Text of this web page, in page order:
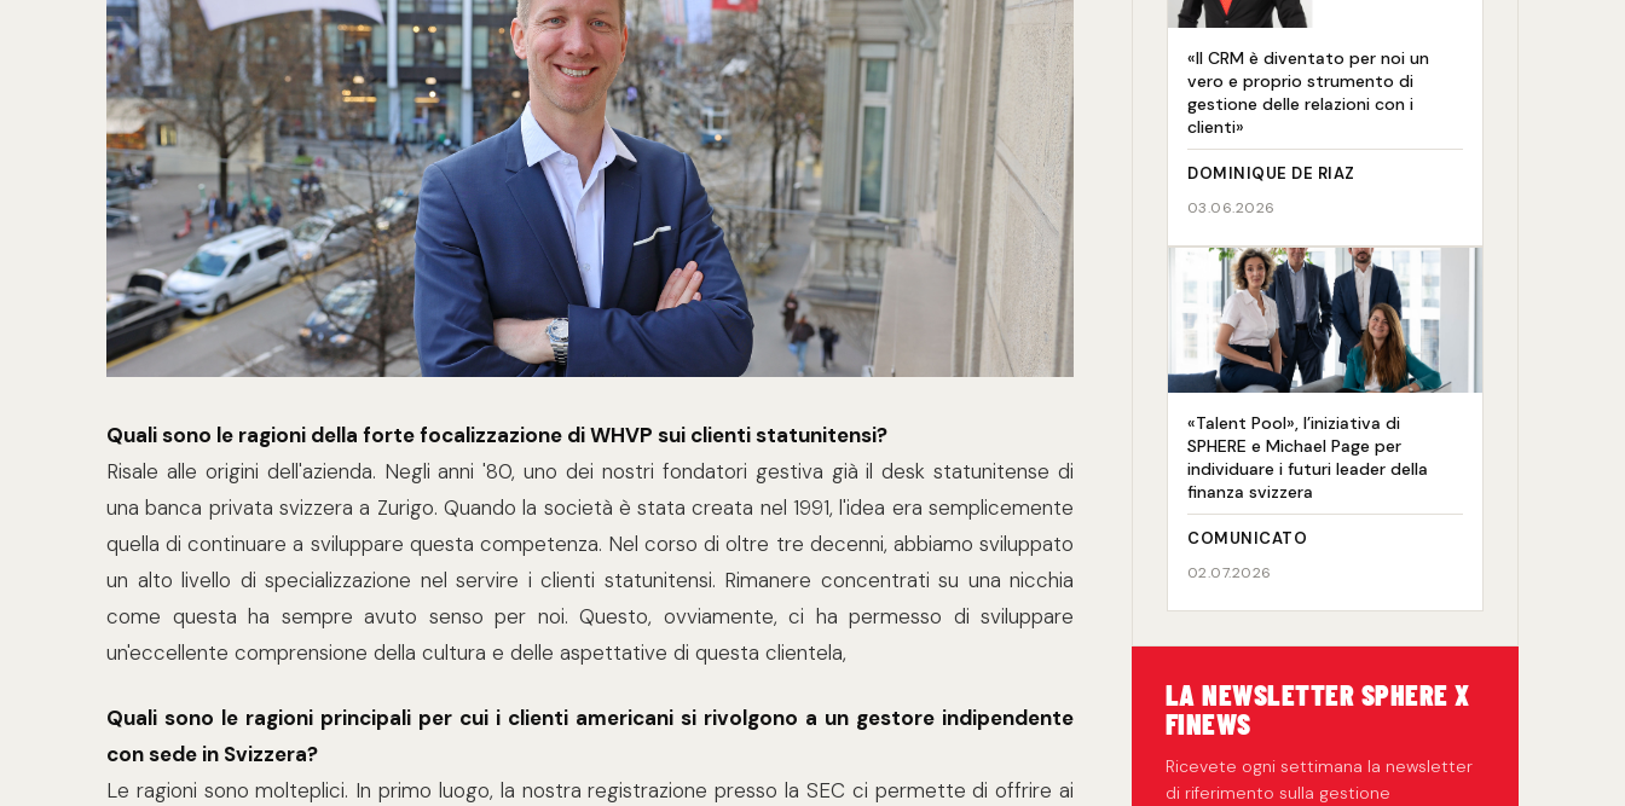
Quali sono le ragioni della forte focalizzazione di WHVP sui clienti statunitensi?
Risale alle origini dell'azienda. Negli anni '80, uno dei nostri fondatori gestiva già il desk statunitense di
una banca privata svizzera a Zurigo. Quando la società è stata creata nel 1991, l'idea era semplicemente
quella di continuare a sviluppare questa competenza. Nel corso di oltre tre decenni, abbiamo sviluppato
un alto livello di specializzazione nel servire i clienti statunitensi. Rimanere concentrati su una nicchia
come questa ha sempre avuto senso per noi. Questo, ovviamente, ci ha permesso di sviluppare
un'eccellente comprensione della cultura e delle aspettative di questa clientela,
Quali sono le ragioni principali per cui i clienti americani si rivolgono a un gestore indipendente
con sede in Svizzera?
Le ragioni sono molteplici. In primo luogo, la nostra registrazione presso la SEC ci permette di offrire ai
«Il CRM è diventato per noi un
vero e proprio strumento di
gestione delle relazioni con i
clienti»
DOMINIQUE DE RIAZ
03.06.2026
«Talent Pool», l’iniziativa di
SPHERE e Michael Page per
individuare i futuri leader della
finanza svizzera
COMUNICATO
02.07.2026
LA NEWSLETTER SPHERE X
FINEWS
Ricevete ogni settimana la newsletter
di riferimento sulla gestione